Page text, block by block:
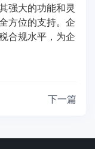
强大的功能和灵
方位的支持。企
合规水平，为企
下一篇